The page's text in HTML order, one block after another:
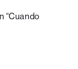
“Cuando